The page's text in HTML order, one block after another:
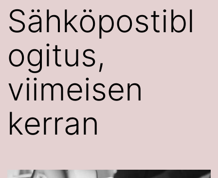
Sähköpostibl
ogitus,
viimeisen
kerran